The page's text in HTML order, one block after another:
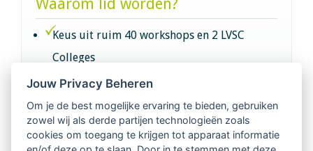
Waarom lid worden?
Keus uit ruim 40 workshops en 2 LVSC
Colleges
Intervisie met geregistreerde vakgenoten
Netwerk van 2100 professionals in 14
regio's
Jouw Privacy Beheren
Om je de best mogelijke ervaring te bieden, gebruiken
zowel wij als derde partijen technologieën zoals
cookies om toegang te krijgen tot apparaat informatie